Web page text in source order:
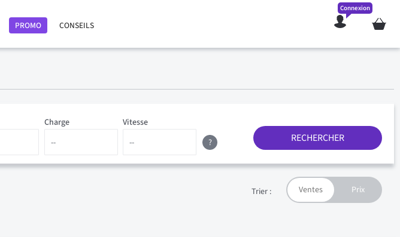
PROMO CONSEILS Mon
Connexion
Charge Vitesse
?
RECHERCHER
Trier :